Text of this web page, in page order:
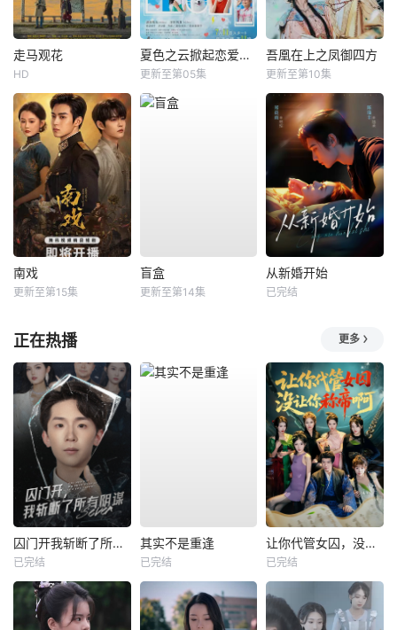
走马观花
HD
夏色之云掀起恋爱与风暴
更新至第05集
吾凰在上之凤御四方
更新至第10集
南戏
更新至第15集
盲盒
更新至第14集
从新婚开始
已完结
正在热播 更多
囚门开我斩断了所有阴谋
已完结
其实不是重逢
已完结
让你代管女囚，没让你称帝啊
已完结